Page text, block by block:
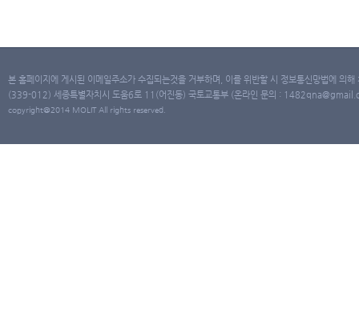
본 홈페이지에 게시된 이메일주소가 수집되는것을 거부하며, 이를 위반할 시 정보통신망법에 의
(339-012) 세종특별자치시 도움6로 11(어진동) 국토교통부 (온라인 문의 :
copyright@2014 MOLIT All rights reserved.